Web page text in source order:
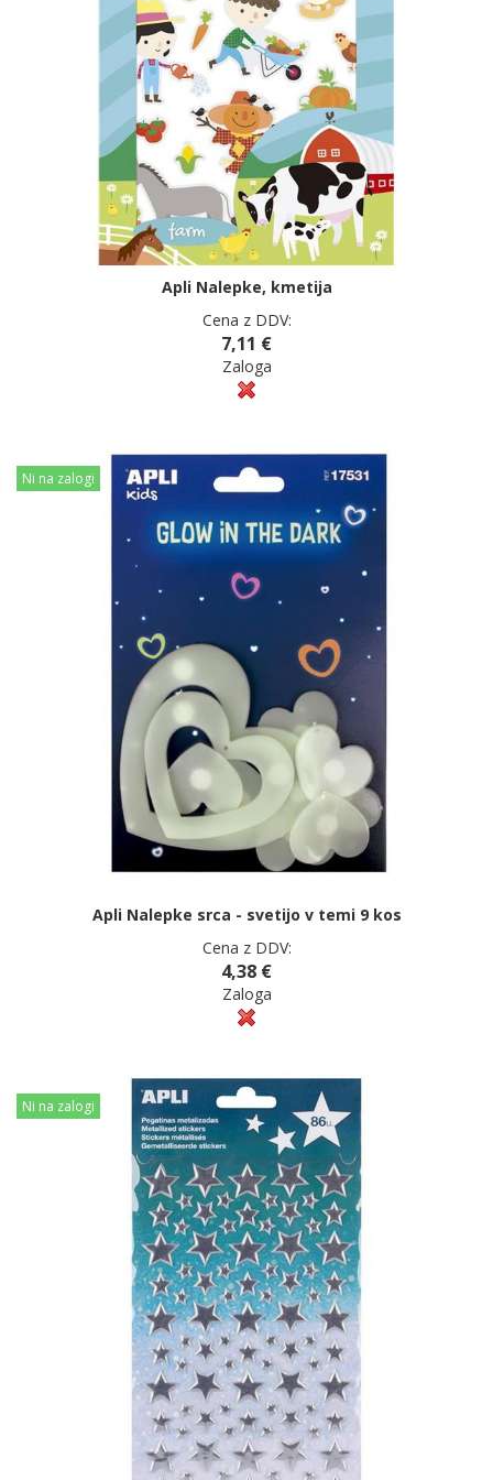
Apli Nalepke, kmetija
Cena z DDV:
7,11 €
Zaloga
Ni na zalogi
Apli Nalepke srca - svetijo v temi 9 kos
Cena z DDV:
4,38 €
Zaloga
Ni na zalogi